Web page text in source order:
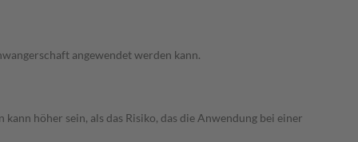
angewendet werden kann.
höher sein, als das Risiko, das die Anwendung bei einer